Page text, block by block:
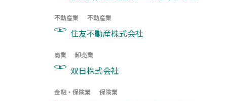
不動産業 不動産業
住友不動産株式会社
商業 卸売業
双日株式会社
金融・保険業 保険業